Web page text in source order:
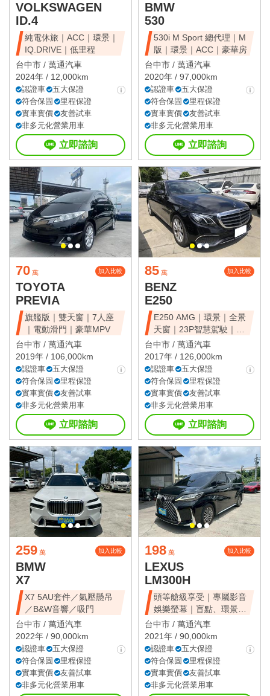
VOLKSWAGEN
ID.4
純電休旅｜ACC｜環景｜
IQ.DRIVE｜低里程
台中市 / 萬通汽車
2024年 / 12,000km
認證車
五大保證
符合保固
里程保證
實車實價
友善試車
非多元化營業用車
立即諮詢
BMW
530
530i M Sport 總代理｜M
版｜環景｜ACC｜豪華房
台中市 / 萬通汽車
2020年 / 97,000km
認證車
五大保證
符合保固
里程保證
實車實價
友善試車
非多元化營業用車
立即諮詢
70 萬 加入比較
TOYOTA
PREVIA
旗艦版｜雙天窗｜7人座
｜電動滑門｜豪華MPV
台中市 / 萬通汽車
2019年 / 106,000km
認證車
五大保證
符合保固
里程保證
實車實價
友善試車
非多元化營業用車
立即諮詢
85 萬 加入比較
BENZ
E250
E250 AMG｜環景｜全景
天窗｜23P智慧駕駛｜總
代理
台中市 / 萬通汽車
2017年 / 126,000km
認證車
五大保證
符合保固
里程保證
實車實價
友善試車
非多元化營業用車
立即諮詢
259 萬 加入比較
BMW
X7
X7 5AU套件／氣壓懸吊
／B&W音響／吸門
台中市 / 萬通汽車
2022年 / 90,000km
認證車
五大保證
符合保固
里程保證
實車實價
友善試車
非多元化營業用車
198 萬 加入比較
LEXUS
LM300H
頭等艙級享受｜專屬影音
娛樂螢幕｜盲點、環景、
雙電滑門、雙天窗
台中市 / 萬通汽車
2021年 / 90,000km
認證車
五大保證
符合保固
里程保證
實車實價
友善試車
非多元化營業用車